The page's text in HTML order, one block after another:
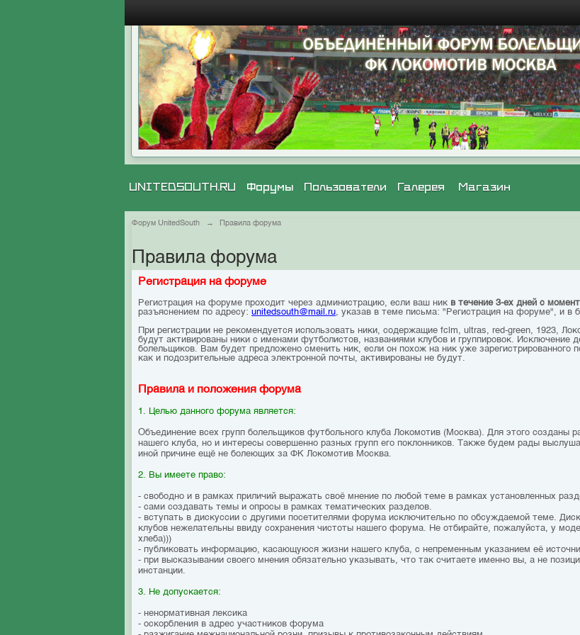
UNITEDSOUTH.RU Галерея Магазин
Форумы Пользователи
Форум UnitedSouth → Правила форума
Правила форума
Регистрация на форуме
Регистрация на форуме проходит через администрацию, если ваш ник в течение 3-ех дней с
разъяснением по адресу: unitedsouth@mail.ru, указав в теме письма: "Регистрация на форуме", и в
При регистрации не рекомендуется использовать ники, содержащие fclm, ultras, red-green, 1923,
будут активированы ники с именами футболистов, названиями клубов и группировок. Исключение
болельщиков. Вам будет предложено сменить ник, если он похож на ник уже зарегистрированного
как и подозрительные адреса электронной почты, активированы не будут.
Правила и положения форума
1. Целью данного форума является:
Объединение всех групп болельщиков футбольного клуба Локомотив (Москва). Для этого
нашего клуба, но и интересы совершенно разных групп его поклонников. Также будем рады
иной причине ещё не болеющих за ФК Локомотив Москва.
2. Вы имеете право:
- свободно и в рамках приличий выражать своё мнение по любой теме в рамках установленных
- сами создавать темы и опросы в рамках тематических разделов.
- вступать в дискуссии с другими посетителями форума исключительно по обсуждаемой теме.
клубов нежелательны ввиду сохранения чистоты нашего форума. Не отбирайте, пожалуйста, у
хлеба)))
- публиковать информацию, касающуюся жизни нашего клуба, с непременным указанием её
- при высказывании своего мнения обязательно указывать, что так считаете именно вы, а не
инстанции.
3. Не допускается:
- ненормативная лексика
- оскорбления в адрес участников форума